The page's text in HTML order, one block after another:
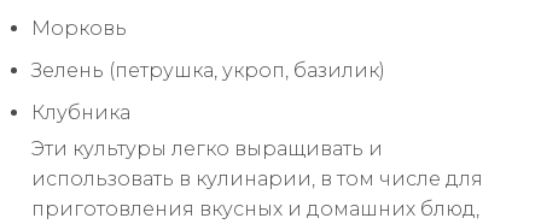
Морковь
Зелень (петрушка, укроп, базилик)
Клубника
Эти культуры легко выращивать и
использовать в кулинарии, в том числе для
приготовления вкусных и домашних блюд,